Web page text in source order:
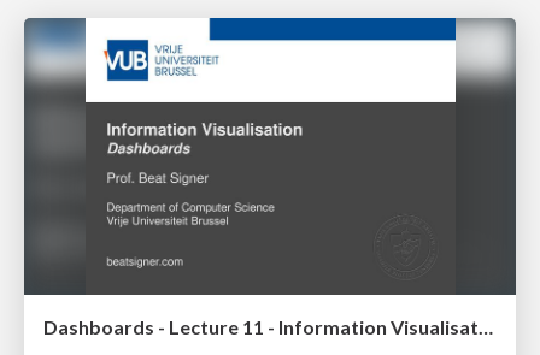
Dashboards - Lecture 11 - Information Visualisation (4019538FNR)